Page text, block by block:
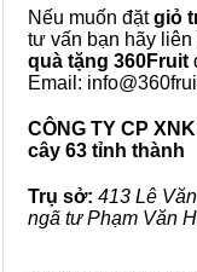
Nếu muốn đặtgiỏ
tư vấn bạn hãy liên
quà tặng 360Fruit
Email:
CÔNG TY CP
cây 63 tỉnh thành
Trụ sở: 413 Lê
ngã tư Phạm Văn